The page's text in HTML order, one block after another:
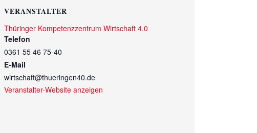
VERANSTALTER
Thüringer Kompetenzzentrum Wirtschaft 4.0
Telefon
0361 55 46 75-40
E-Mail
wirtschaft@thueringen40.de
Veranstalter-Website anzeigen